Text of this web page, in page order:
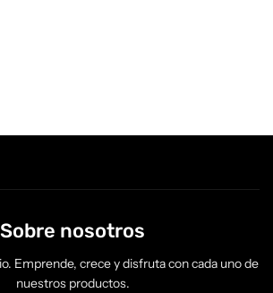
Sobre nosotros
Emprende, crece y disfruta con cada uno de
nuestros productos.